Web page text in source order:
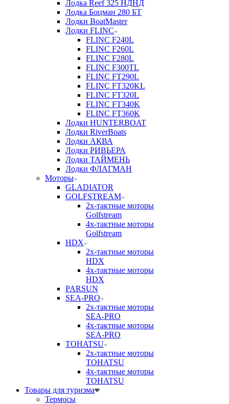
Лодка Reef 325 НДНД
Лодка Боцман 280 БТ
Лодки BoatMaster
Лодки FLINC
FLINC F240L
FLINC F260L
FLINC F280L
FLINC F300TL
FLINC FT290L
FLINC FT320KL
FLINC FT320L
FLINC FT340K
FLINC FT360K
Лодки HUNTERBOAT
Лодки RiverBoats
Лодки АКВА
Лодки РИВЬЕРА
Лодки ТАЙМЕНЬ
Лодки ФЛАГМАН
Моторы
GLADIATOR
GOLFSTREAM
2х-тактные моторы
Golfstream
4х-тактные моторы
Golfstream
HDX
2х-тактные моторы
HDX
4х-тактные моторы
HDX
PARSUN
SEA-PRO
2х-тактные моторы
SEA-PRO
4х-тактные моторы
SEA-PRO
TOHATSU
2х-тактные моторы
TOHATSU
4х-тактные моторы
TOHATSU
Товары для туризма
Термосы